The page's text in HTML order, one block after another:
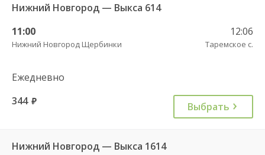
Нижний Новгород — Выкса 614
11:00
Нижний Новгород Щербинки
12:06
Таремское с.
Ежедневно
344 руб. Выбрать
Нижний Новгород — Выкса 1614